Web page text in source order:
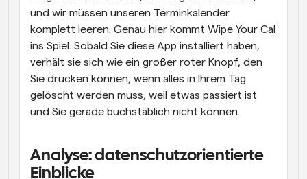
und wir müssen unseren Terminkalender
komplett leeren. Genau hier kommt Wipe Your Cal
ins Spiel. Sobald Sie diese App installiert haben,
verhält sie sich wie ein großer roter Knopf, den
Sie drücken können, wenn alles in Ihrem Tag
gelöscht werden muss, weil etwas passiert ist
und Sie gerade buchstäblich nicht können.
Analyse: datenschutzorientierte
Einblicke